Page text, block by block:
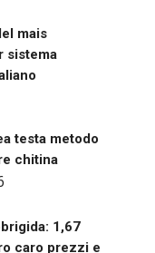
mais
sistema
testa metodo
chitina
1,67
caro prezzi e